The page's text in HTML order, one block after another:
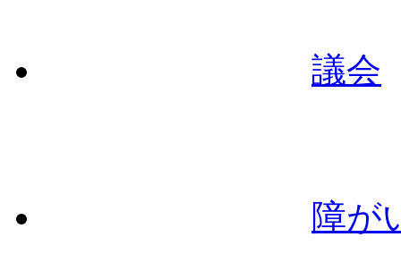
議会
障が